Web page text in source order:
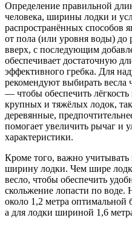
Определение правильной
человека, ширины лодки и
распространённых способов
от пола (или уровня воды) до
вверх, с последующим
обеспечивает достаточную
эффективного гребка. Для
рекомендуют выбирать весла
— чтобы обеспечить
крупных и тяжёлых лодок,
деревянные,
помогает увеличить рычаг и
характеристики.
Кроме того, важно учитывать
ширину лодки. Чем шире
весло, чтобы обеспечить
скольжение лопасти по
около 1,2 метра оптимальной
а для лодки шириной 1,6